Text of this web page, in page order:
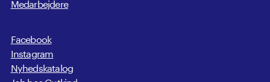
Facebook
Instagram
Nyhedskatalog